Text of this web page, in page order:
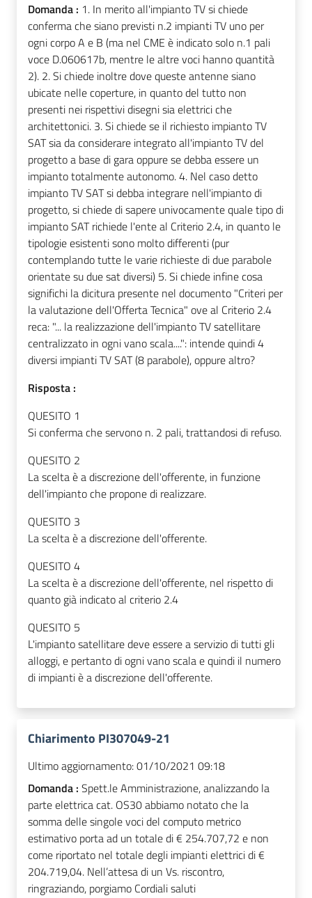
Domanda : 1. In merito all'impianto TV si chiede
conferma che siano previsti n.2 impianti TV uno per
ogni corpo A e B (ma nel CME è indicato solo n.1 pali
voce D.060617b, mentre le altre voci hanno quantità
2). 2. Si chiede inoltre dove queste antenne siano
ubicate nelle coperture, in quanto del tutto non
presenti nei rispettivi disegni sia elettrici che
architettonici. 3. Si chiede se il richiesto impianto TV
SAT sia da considerare integrato all'impianto TV del
progetto a base di gara oppure se debba essere un
impianto totalmente autonomo. 4. Nel caso detto
impianto TV SAT si debba integrare nell'impianto di
progetto, si chiede di sapere univocamente quale tipo di
impianto SAT richiede l'ente al Criterio 2.4, in quanto le
tipologie esistenti sono molto differenti (pur
contemplando tutte le varie richieste di due parabole
orientate su due sat diversi) 5. Si chiede infine cosa
significhi la dicitura presente nel documento "Criteri per
la valutazione dell'Offerta Tecnica" ove al Criterio 2.4
reca: "... la realizzazione dell'impianto TV satellitare
centralizzato in ogni vano scala....": intende quindi 4
diversi impianti TV SAT (8 parabole), oppure altro?
Risposta :
QUESITO 1
Si conferma che servono n. 2 pali, trattandosi di refuso.
QUESITO 2
La scelta è a discrezione dell'offerente, in funzione
dell'impianto che propone di realizzare.
QUESITO 3
La scelta è a discrezione dell'offerente.
QUESITO 4
La scelta è a discrezione dell'offerente, nel rispetto di
quanto già indicato al criterio 2.4
QUESITO 5
L'impianto satellitare deve essere a servizio di tutti gli
alloggi, e pertanto di ogni vano scala e quindi il numero
di impianti è a discrezione dell'offerente.
Chiarimento PI307049-21
Ultimo aggiornamento:01/10/2021 09:18
Domanda : Spett.le Amministrazione, analizzando la
parte elettrica cat. OS30 abbiamo notato che la
somma delle singole voci del computo metrico
estimativo porta ad un totale di € 254.707,72 e non
come riportato nel totale degli impianti elettrici di €
204.719,04. Nell’attesa di un Vs. riscontro,
ringraziando, porgiamo Cordiali saluti